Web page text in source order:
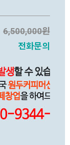
6,500,000원
전화문의